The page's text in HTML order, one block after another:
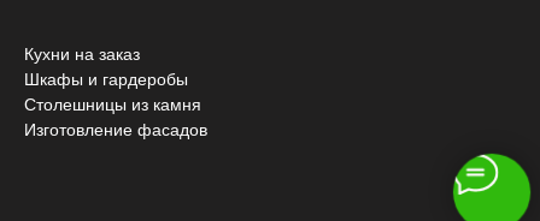
Кухни на заказ
Шкафы и гардеробы
Столешницы из камня
Изготовление фасадов